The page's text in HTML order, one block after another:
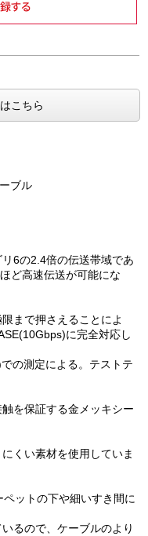
こちら
ブル
6の2.4倍の伝送帯域であ
ど高速伝送が可能にな
まで押さえることによ
に完全対応し
の測定による。テストテ
を保証する金メッキシー
くい素材を使用していま
ットの下や細いすき間に
るので、ケーブルのより